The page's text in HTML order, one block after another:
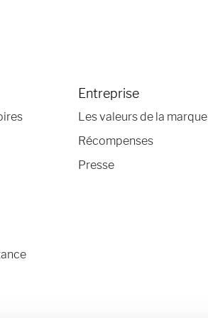
Entreprise
Les valeurs de la marque
Récompenses
Presse